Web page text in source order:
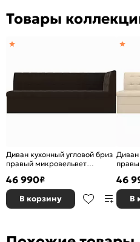
Товары
Диван кухонный угловой бриз
правый микровельвет
46 990₽
В корзину
Диван
46
В